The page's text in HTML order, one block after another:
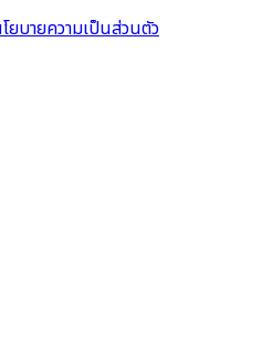
ยบายความเป็นส่วนตัว